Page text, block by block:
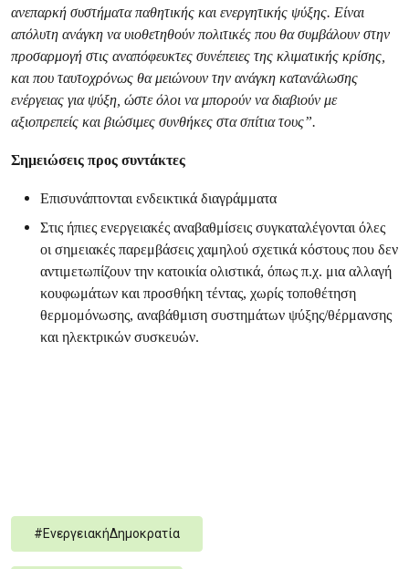
ανεπαρκή συστήματα παθητικής και ενεργητικής ψύξης. Είναι
απόλυτη ανάγκη να υιοθετηθούν πολιτικές που θα συμβάλουν στην
προσαρμογή στις αναπόφευκτες συνέπειες της κλιματικής κρίσης,
και που ταυτοχρόνως θα μειώνουν την ανάγκη κατανάλωσης
ενέργειας για ψύξη, ώστε όλοι να μπορούν να διαβιούν με
αξιοπρεπείς και βιώσιμες συνθήκες στα σπίτια τους”.
Σημειώσεις προς συντάκτες
Επισυνάπτονται ενδεικτικά διαγράμματα
Στις ήπιες ενεργειακές αναβαθμίσεις συγκαταλέγονται όλες
οι σημειακές παρεμβάσεις χαμηλού σχετικά κόστους που δεν
αντιμετωπίζουν την κατοικία ολιστικά, όπως π.χ. μια αλλαγή
κουφωμάτων και προσθήκη τέντας, χωρίς τοποθέτηση
θερμομόνωσης, αναβάθμιση συστημάτων ψύξης/θέρμανσης
και ηλεκτρικών συσκευών.
#ΕνεργειακήΔημοκρατία